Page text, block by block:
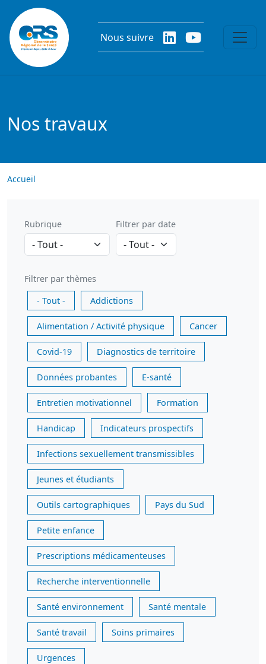
Aller au contenu principal
Nous suivre
Nos travaux
Accueil
Rubrique Filtrer par date
Filtrer par thèmes
- Tout -
Addictions
Alimentation / Activité physique Cancer
Covid-19 Diagnostics de territoire
Données probantes E-santé
Entretien motivationnel Formation
Handicap Indicateurs prospectifs
Infections sexuellement transmissibles
Jeunes et étudiants
Outils cartographiques Pays du Sud
Petite enfance
Prescriptions médicamenteuses
Recherche interventionnelle
Santé environnement Santé mentale
Santé travail Soins primaires
Urgences